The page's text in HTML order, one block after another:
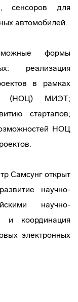
сенсоров для
автомобилей.
формы
реализация
в рамках
(НОЦ) МИЭТ;
стартапов;
НОЦ
Самсунг открыт
научно-
научно-
и координация
электронных